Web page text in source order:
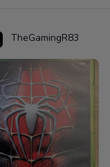
TheGamingR83